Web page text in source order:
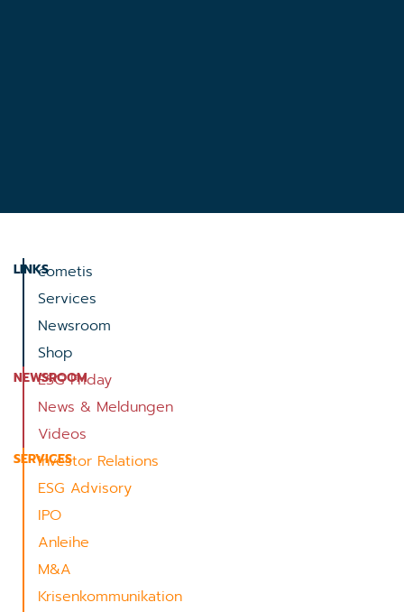
LINKScometis
Services
Newsroom
Shop
NEWSROOM
ESG Friday
News & Meldungen
Videos
SERVICES
Investor Relations
ESG Advisory
IPO
Anleihe
M&A
Krisenkommunikation